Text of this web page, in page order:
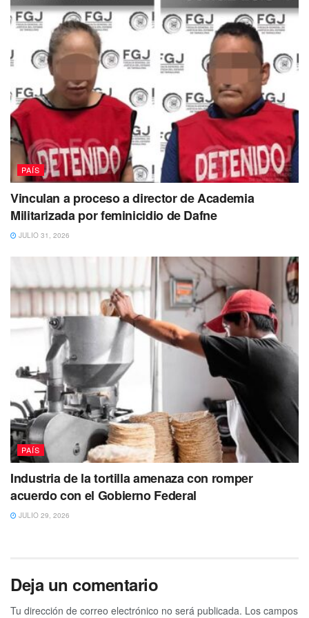
opiniones ciudadanasrecibidas durante la consulta
pública.
Greenpeace advirtió que la resolución finalpodría
emitirse en las próximas semanas, lo que define este
momento comocrítico para el futuro del Caribe
mexicano.“México no es un resort, es un territorio vivo
que debe ser protegido”, concluyeron los activistas antes
de retirar la manta de forma pacífica.
PAÍS
Vinculan a proceso a director de Academia
Militarizada por feminicidio de Dafne
JULIO 31, 2026
PAÍS
Industria de la tortilla amenaza con romper
acuerdo con el Gobierno Federal
JULIO 29, 2026
Deja un comentario
Tu dirección de correo electrónico no será publicada. Los campos